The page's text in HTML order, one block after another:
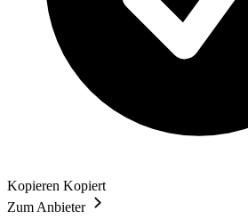
Kopieren Kopiert
Zum Anbieter